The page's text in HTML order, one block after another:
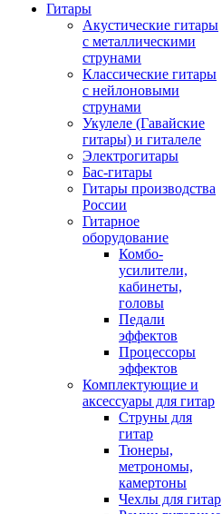
Гитары
Акустические гитары
с металлическими
струнами
Классические гитары
с нейлоновыми
струнами
Укулеле (Гавайские
гитары) и гиталеле
Электрогитары
Бас-гитары
Гитары производства
России
Гитарное
оборудование
Комбо-
усилители,
кабинеты,
головы
Педали
эффектов
Процессоры
эффектов
Комплектующие и
аксессуары для гитар
Струны для
гитар
Тюнеры,
метрономы,
камертоны
Чехлы для гитар